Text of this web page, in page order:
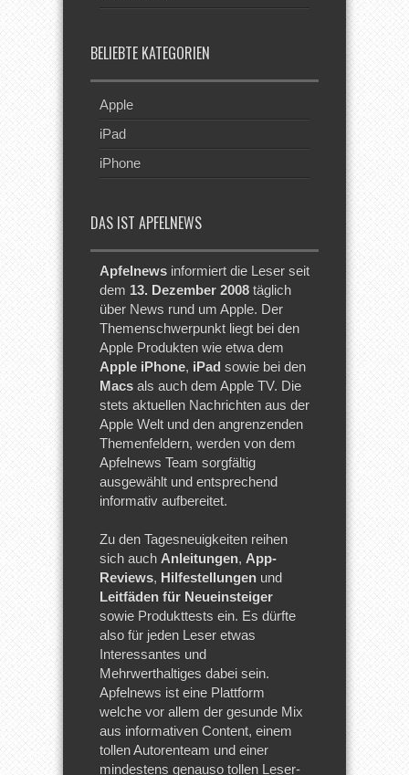
BELIEBTE KATEGORIEN
Apple
iPad
iPhone
DAS IST APFELNEWS
Apfelnews informiert die Leser seit
dem 13. Dezember 2008 täglich
über News rund um Apple. Der
Themenschwerpunkt liegt bei den
Apple Produkten wie etwa dem
Apple iPhone, iPad sowie bei den
Macs als auch dem Apple TV. Die
stets aktuellen Nachrichten aus der
Apple Welt und den angrenzenden
Themenfeldern, werden von dem
Apfelnews Team sorgfältig
ausgewählt und entsprechend
informativ aufbereitet.
Zu den Tagesneuigkeiten reihen
sich auch Anleitungen, App-
Reviews, Hilfestellungen und
Leitfäden für Neueinsteiger
sowie Produkttests ein. Es dürfte
also für jeden Leser etwas
Interessantes und
Mehrwerthaltiges dabei sein.
Apfelnews ist eine Plattform
welche vor allem der gesunde Mix
aus informativen Content, einem
tollen Autorenteam und einer
mindestens genauso tollen Leser-